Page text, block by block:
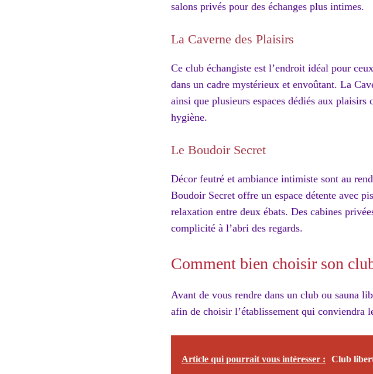
salons privés pour des échanges plus intimes.
La Caverne des Plaisirs
Ce club échangiste est l’endroit idéal pour
dans un cadre mystérieux et envoûtant. La
ainsi que plusieurs espaces dédiés aux
hygiène.
Le Boudoir Secret
Décor feutré et ambiance intimiste sont au
Boudoir Secret offre un espace détente avec
relaxation entre deux ébats. Des cabines
complicité à l’abri des regards.
Comment bien choisir son
Avant de vous rendre dans un club ou sauna
afin de choisir l’établissement qui conviendra
Article qui pourrait vous intéresser : Club